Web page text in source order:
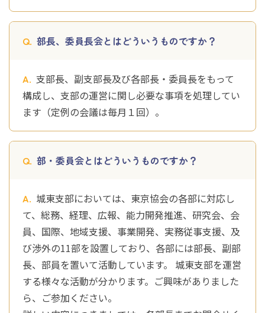
部長、委員長会とはどういうものですか？
支部長、副支部長及び各部長・委員長をもって
構成し、支部の運営に関し必要な事項を処理してい
ます（定例の会議は毎月１回）。
部・委員会とはどういうものですか？
城東支部においては、東京協会の各部に対応し
て、総務、経理、広報、能力開発推進、研究会、会
員、国際、地域支援、事業開発、実務従事支援、及
び渉外の11部を設置しており、各部には部長、副部
長、部員を置いて活動しています。 城東支部を運営
する様々な活動が分かります。ご興味がありました
ら、ご参加ください。